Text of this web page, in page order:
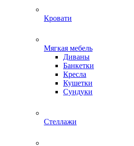
Кровати
Мягкая мебель
Диваны
Банкетки
Кресла
Кушетки
Сундуки
Стеллажи